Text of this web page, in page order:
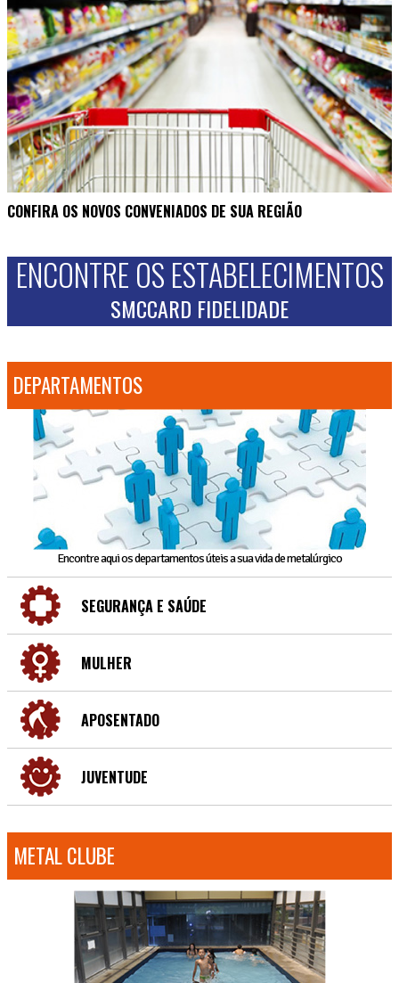
CONFIRA OS NOVOS CONVENIADOS DE SUA REGIÃO
ENCONTRE OS ESTABELECIMENTOS
SMCCARD FIDELIDADE
DEPARTAMENTOS
Encontre aqui os departamentos úteis a sua vida de metalúrgico
SEGURANÇA E SAÚDE
MULHER
APOSENTADO
JUVENTUDE
METAL CLUBE